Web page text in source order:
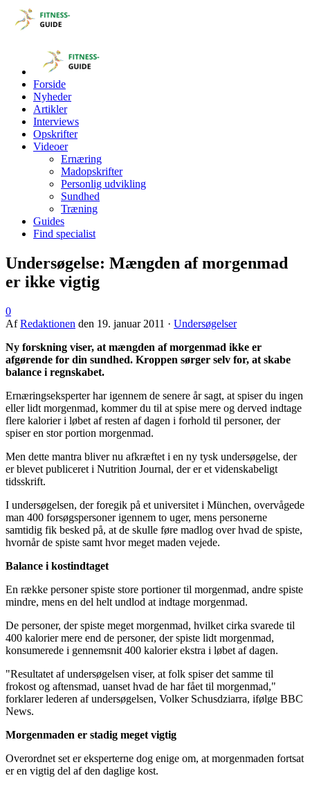
Forside
Nyheder
Artikler
Interviews
Opskrifter
Videoer
Ernæring
Madopskrifter
Personlig udvikling
Sundhed
Træning
Guides
Find specialist
Undersøgelse: Mængden af morgenmad
er ikke vigtig
0
AfRedaktionen den 19. januar 2011 · Undersøgelser
Ny forskning viser, at mængden af morgenmad ikke er
afgørende for din sundhed. Kroppen sørger selv for, at skabe
balance i regnskabet.
Ernæringseksperter har igennem de senere år sagt, at spiser du ingen
eller lidt morgenmad, kommer du til at spise mere og derved indtage
flere kalorier i løbet af resten af dagen i forhold til personer, der
spiser en stor portion morgenmad.
Men dette mantra bliver nu afkræftet i en ny tysk undersøgelse, der
er blevet publiceret i Nutrition Journal, der er et videnskabeligt
tidsskrift.
I undersøgelsen, der foregik på et universitet i München, overvågede
man 400 forsøgspersoner igennem to uger, mens personerne
samtidig fik besked på, at de skulle føre madlog over hvad de spiste,
hvornår de spiste samt hvor meget maden vejede.
Balance i kostindtaget
En række personer spiste store portioner til morgenmad, andre spiste
mindre, mens en del helt undlod at indtage morgenmad.
De personer, der spiste meget morgenmad, hvilket cirka svarede til
400 kalorier mere end de personer, der spiste lidt morgenmad,
konsumerede i gennemsnit 400 kalorier ekstra i løbet af dagen.
"Resultatet af undersøgelsen viser, at folk spiser det samme til
frokost og aftensmad, uanset hvad de har fået til morgenmad,"
forklarer lederen af undersøgelsen, Volker Schusdziarra, ifølge BBC
News.
Morgenmaden er stadig meget vigtig
Overordnet set er eksperterne dog enige om, at morgenmaden fortsat
er en vigtig del af den daglige kost.